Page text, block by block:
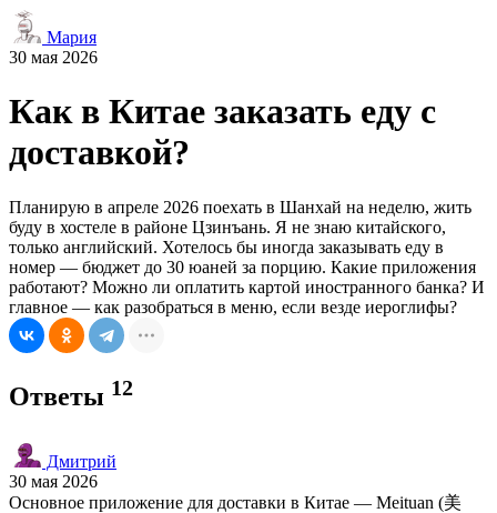
Мария
30 мая 2026
Как в Китае заказать еду с
доставкой?
Планирую в апреле 2026 поехать в Шанхай на неделю, жить
буду в хостеле в районе Цзинъань. Я не знаю китайского,
только английский. Хотелось бы иногда заказывать еду в
номер — бюджет до 30 юаней за порцию. Какие приложения
работают? Можно ли оплатить картой иностранного банка? И
главное — как разобраться в меню, если везде иероглифы?
Ответы 12
Дмитрий
30 мая 2026
Основное приложение для доставки в Китае — Meituan (美